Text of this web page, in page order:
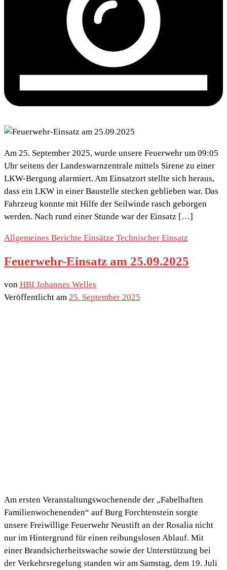
Am 25. September 2025, wurde unsere Feuerwehr um 09:05
Uhr seitens der Landeswarnzentrale mittels Sirene zu einer
LKW-Bergung alarmiert. Am Einsatzort stellte sich heraus,
dass ein LKW in einer Baustelle stecken geblieben war. Das
Fahrzeug konnte mit Hilfe der Seilwinde rasch geborgen
werden. Nach rund einer Stunde war der Einsatz […]
Allgemeines Berichte Einsätze Technischer Einsatz
Feuerwehr-Einsatz am 25.09.2025
von HBI Johannes Welles
Veröffentlicht am 25. September 2025
Am ersten Veranstaltungswochenende der „Fabelhaften
Familienwochenenden“ auf Burg Forchtenstein sorgte
unsere Freiwillige Feuerwehr Neustift an der Rosalia nicht
nur im Hintergrund für einen reibungslosen Ablauf. Mit
einer Brandsicherheitswache sowie der Unterstützung bei
der Verkehrsregelung standen wir am Samstag, dem 19. Juli